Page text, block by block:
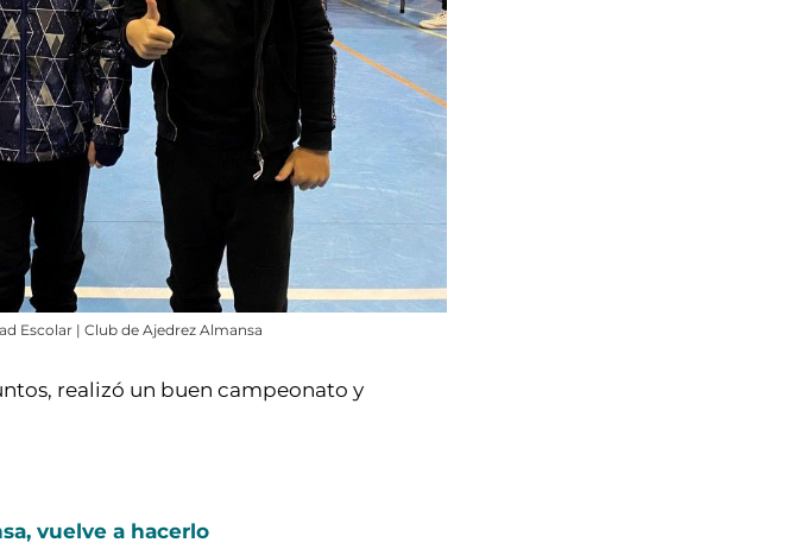
Escolar | Club de Ajedrez Almansa
realizó un buen campeonato y
vuelve a hacerlo